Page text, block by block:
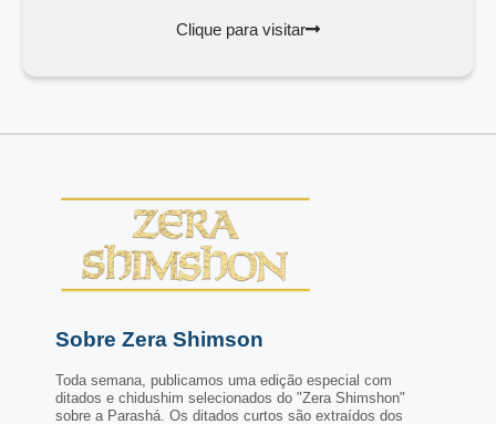
Clique para visitar
Sobre Zera Shimson
Toda semana, publicamos uma edição especial com
ditados e chidushim selecionados do "Zera Shimshon"
sobre a Parashá. Os ditados curtos são extraídos dos